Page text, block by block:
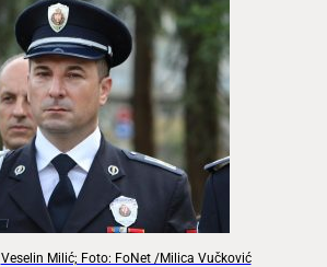
Veselin Milić; Foto: FoNet /Milica Vučković